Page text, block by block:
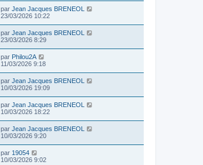
par Jean Jacques BRENEOL
23/03/2026 10:22
par Jean Jacques BRENEOL
23/03/2026 8:29
par Philou2A
11/03/2026 9:18
par Jean Jacques BRENEOL
10/03/2026 19:09
par Jean Jacques BRENEOL
10/03/2026 18:22
par Jean Jacques BRENEOL
10/03/2026 9:20
par 19054
10/03/2026 9:02